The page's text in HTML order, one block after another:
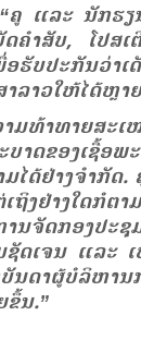
“ຄູ ແລະ ນັກຮຽ
ຄຳສັບ, ໂປສ
ຮັບປະກັນວ່າ
ລາວໃຫ້ໄດ້ຫຼາ
ມທ້າທາຍສະ
ະບາດຂອງ
ດ້ຢ່າງຈຳກັດ.
ເຖິງຢ່າງໃດ
ານຈັດກອງປ
ດເຈນ ແລະ
ນດາຜູ້ບໍລິຫາ
ນ.”